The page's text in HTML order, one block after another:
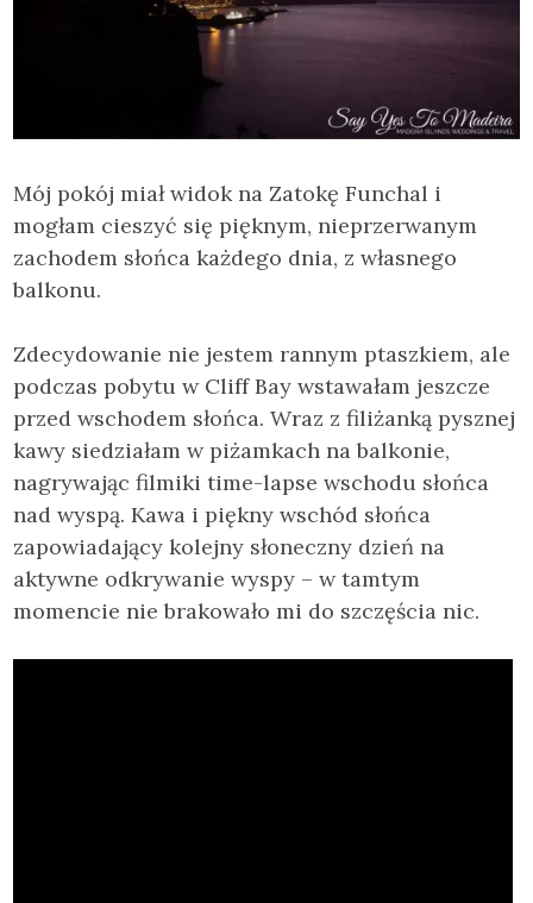
Mój pokój miał widok na Zatokę Funchal i
mogłam cieszyć się pięknym, nieprzerwanym
zachodem słońca każdego dnia, z własnego
balkonu.
Zdecydowanie nie jestem rannym ptaszkiem, ale
podczas pobytu w Cliff Bay wstawałam jeszcze
przed wschodem słońca. Wraz z filiżanką pysznej
kawy siedziałam w piżamkach na balkonie,
nagrywając filmiki time-lapse wschodu słońca
nad wyspą. Kawa i piękny wschód słońca
zapowiadający kolejny słoneczny dzień na
aktywne odkrywanie wyspy – w tamtym
momencie nie brakowało mi do szczęścia nic.